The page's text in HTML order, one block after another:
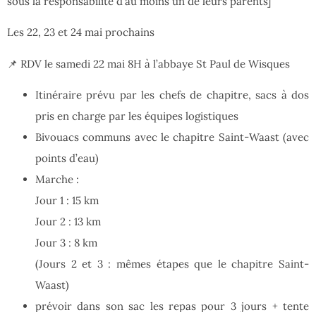
Les 22, 23 et 24 mai prochains
📌 RDV le samedi 22 mai 8H à l’abbaye St Paul de Wisques
Itinéraire prévu par les chefs de chapitre, sacs à dos
pris en charge par les équipes logistiques
Bivouacs communs avec le chapitre Saint-Waast (avec
points d’eau)
Marche :
Jour 1 : 15 km
Jour 2 : 13 km
Jour 3 : 8 km
(Jours 2 et 3 : mêmes étapes que le chapitre Saint-
Waast)
prévoir dans son sac les repas pour 3 jours + tente